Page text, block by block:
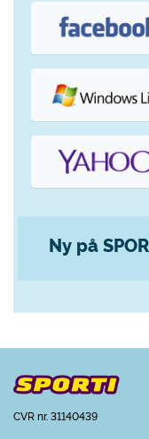
Ny på
CVR nr. 31140439